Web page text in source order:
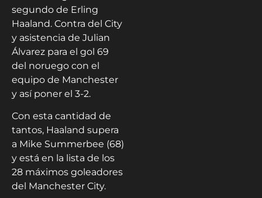
segundo de Erling
Haaland. Contra del City
y asistencia de Julian
Álvarez para el gol 69
del noruego con el
equipo de Manchester
y así poner el 3-2.
Con esta cantidad de
tantos, Haaland supera
a Mike Summerbee (68)
y está en la lista de los
28 máximos goleadores
del Manchester City.